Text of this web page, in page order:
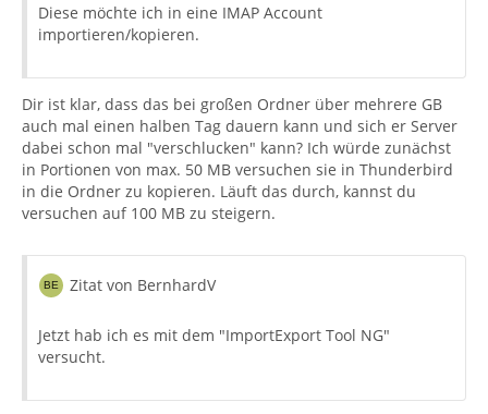
Diese möchte ich in eine IMAP Account
importieren/kopieren.
Dir ist klar, dass das bei großen Ordner über mehrere GB
auch mal einen halben Tag dauern kann und sich er Server
dabei schon mal "verschlucken" kann? Ich würde zunächst
in Portionen von max. 50 MB versuchen sie in Thunderbird
in die Ordner zu kopieren. Läuft das durch, kannst du
versuchen auf 100 MB zu steigern.
Zitat von BernhardV
Jetzt hab ich es mit dem "ImportExport Tool NG"
versucht.